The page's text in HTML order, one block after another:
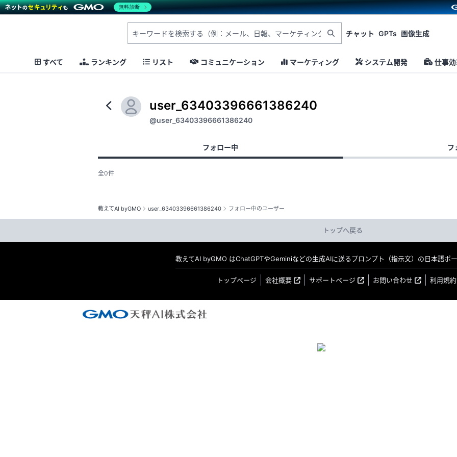
チャット GPTs 画像生成
すべて ランキング リスト コミュニケーション マーケティング システム開発 仕事
user_63403396661386240
@user_63403396661386240
フォロー中 フ
全0件
教えてAI byGMO user_63403396661386240 フォロー中のユーザー
トップへ戻る
教えてAI byGMO はChatGPTやGeminiなどの生成AIに送るプロンプト（指示文）の日本語ポー
トップページ 会社概要 サポートページ お問い合わせ 利用規約
無料診断